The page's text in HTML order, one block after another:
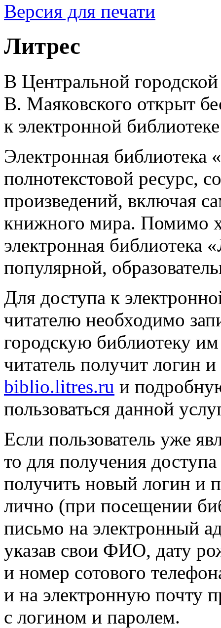
Версия для печати
Литрес
В Центральной
В. Маяковского открыт
к электронной
Электронная
полнотекстовой ресурс,
произведений, включая
книжного мира. Помимо
электронная библиотека
популярной,
Для доступа к
читателю необходимо
городскую библиотеку
читатель получит логин
biblio.litres.ru и
пользоваться данной
Если пользователь уже
то для получения
получить новый логин и
лично (при посещении
письмо на электронный
указав свои ФИО, дату
и номер сотового
и на электронную почту
с логином и паролем.